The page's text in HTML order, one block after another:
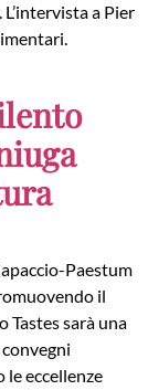
a Pier
Paestum
il
Tastes sarà una
eccellenze